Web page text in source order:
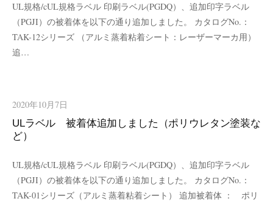
UL規格/cUL規格ラベル 印刷ラベル(PGDQ）、追加印字ラベル
（PGJI）の被着体を以下の通り追加しました。 カタログNo.：
TAK-12シリーズ （アルミ蒸着粘着シート：レーザーマーカ用）
追…
2020年10月7日
ULラベル 被着体追加しました（ポリウレタン塗装な
ど）
UL規格/cUL規格ラベル 印刷ラベル(PGDQ）、追加印字ラベル
（PGJI）の被着体を以下の通り追加しました。 カタログNo.：
TAK-01シリーズ（アルミ蒸着粘着シート） 追加被着体 ： ポリ